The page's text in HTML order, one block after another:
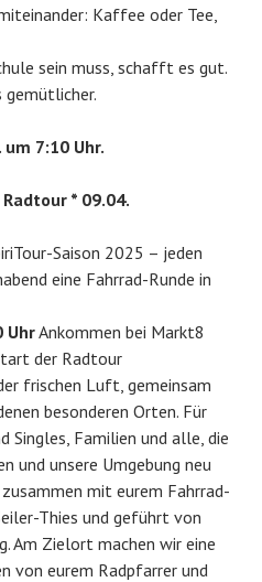
Kaffee oder Tee,
sein muss, schafft es gut.
gemütlicher.
7:10 Uhr.
* 09.04.
Saison 2025 – jeden
eine Fahrrad-Runde in
UhrAnkommen bei Markt8
der Radtour
frischen Luft, gemeinsam
besonderen Orten. Für
Singles, Familien und alle, die
und unsere Umgebung neu
mit eurem Fahrrad-
Thies und geführt von
Am Zielort machen wir eine
von eurem Radpfarrer und